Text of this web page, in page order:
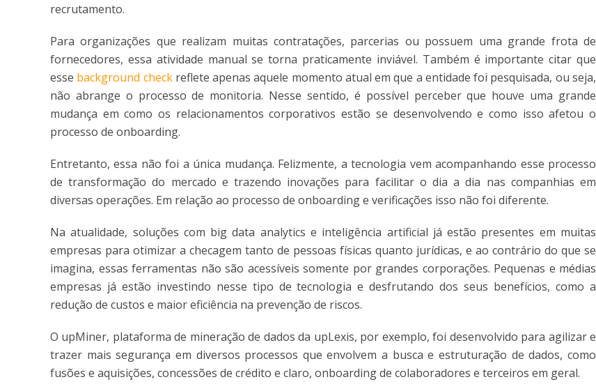
recrutamento.
Para organizações que realizam muitas contratações, parcerias ou possuem uma grande frota de
fornecedores, essa atividade manual se torna praticamente inviável. Também é importante citar que
esse background checkreflete apenas aquele momento atual em que a entidade foi pesquisada, ou seja,
não abrange o processo de monitoria. Nesse sentido, é possível perceber que houve uma grande
mudança em como os relacionamentos corporativos estão se desenvolvendo e como isso afetou o
processo de onboarding.
Entretanto, essa não foi a única mudança. Felizmente, a tecnologia vem acompanhando esse processo
de transformação do mercado e trazendo inovações para facilitar o dia a dia nas companhias em
diversas operações. Em relação ao processo de onboarding e verificações isso não foi diferente.
Na atualidade, soluções com big data analytics e inteligência artificial já estão presentes em muitas
empresas para otimizar a checagem tanto de pessoas físicas quanto jurídicas, e ao contrário do que se
imagina, essas ferramentas não são acessíveis somente por grandes corporações. Pequenas e médias
empresas já estão investindo nesse tipo de tecnologia e desfrutando dos seus benefícios, como a
redução de custos e maior eficiência na prevenção de riscos.
O upMiner, plataforma de mineração de dados da upLexis, por exemplo, foi desenvolvido para agilizar e
trazer mais segurança em diversos processos que envolvem a busca e estruturação de dados, como
fusões e aquisições, concessões de crédito e claro, onboarding de colaboradores e terceiros em geral.